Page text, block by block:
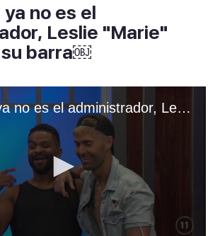
no es el
Leslie "Marie"
barra￼
Cascarita ya no es el administrador, Leslie "Marie" recupera su barra